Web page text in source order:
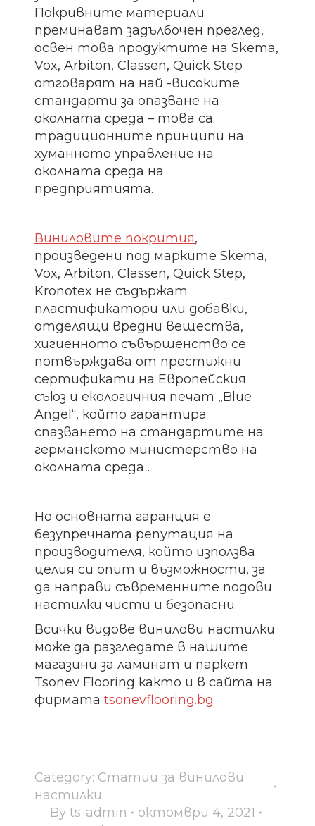
Покривните материали
преминават задълбочен преглед,
освен това продуктите на Skema,
Vox, Arbiton, Classen, Quick Step
отговарят на най -високите
стандарти за опазване на
околната среда – това са
традиционните принципи на
хуманното управление на
околната среда на
предприятията.
Виниловите покрития,
произведени под марките Skema,
Vox, Arbiton, Classen, Quick Step,
Kronotex не съдържат
пластификатори или добавки,
отделящи вредни вещества,
хигиенното съвършенство се
потвърждава от престижни
сертификати на Европейския
съюз и екологичния печат „Blue
Angel“, който гарантира
спазването на стандартите на
германското министерство на
околната среда .
Но основната гаранция е
безупречната репутация на
производителя, който използва
целия си опит и възможности, за
да направи съвременните подови
настилки чисти и безопасни.
Всички видове винилови настилки
може да разгледате в нашите
магазини за ламинат и паркет
Tsonev Flooring както и в сайта на
фирматаtsonevflooring.bg
Category: Статии за винилови
настилки
By ts-admin
октомври 4, 2021